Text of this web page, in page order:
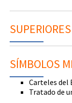
SÍMBOLOS
Carteles del
Tratado de